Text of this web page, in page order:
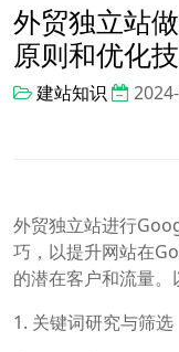
外贸独立站
原则和优化
建站知识
外贸独立站进行
巧，以提升网站在
的潜在客户和流量。
1. 关键词研究与筛选